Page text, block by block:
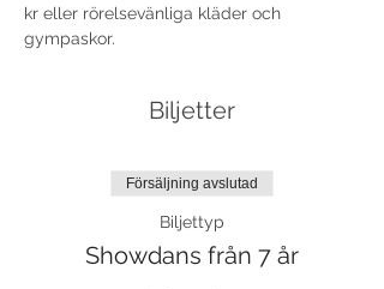
kr eller rörelsevänliga kläder och
gympaskor.
Biljetter
Försäljning avslutad
Biljettyp
Showdans från 7 år